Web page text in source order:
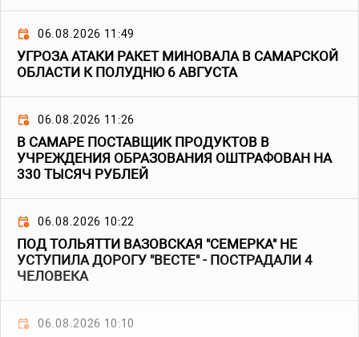
06.08.2026 11:49
УГРОЗА АТАКИ РАКЕТ МИНОВАЛА В САМАРСКОЙ
ОБЛАСТИ К ПОЛУДНЮ 6 АВГУСТА
06.08.2026 11:26
В САМАРЕ ПОСТАВЩИК ПРОДУКТОВ В
УЧРЕЖДЕНИЯ ОБРАЗОВАНИЯ ОШТРАФОВАН НА
330 ТЫСЯЧ РУБЛЕЙ
06.08.2026 10:22
ПОД ТОЛЬЯТТИ ВАЗОВСКАЯ "СЕМЕРКА" НЕ
УСТУПИЛА ДОРОГУ "ВЕСТЕ" - ПОСТРАДАЛИ 4
ЧЕЛОВЕКА
06.08.2026 10:10